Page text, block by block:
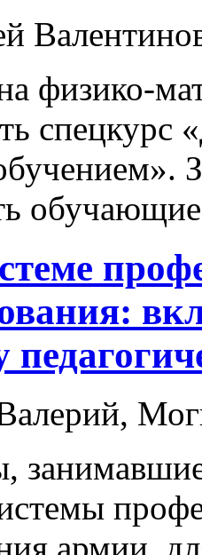
физико-